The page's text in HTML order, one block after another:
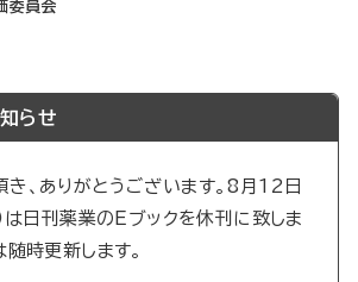
委員会
らせ
、ありがとうございます。8月12日
は日刊薬業のEブックを休刊に致しま
随時更新します。